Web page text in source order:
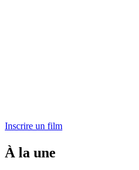
Inscrire un film
À la une